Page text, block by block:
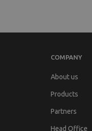
COMPANY
About us
Products
Partners
Head Office